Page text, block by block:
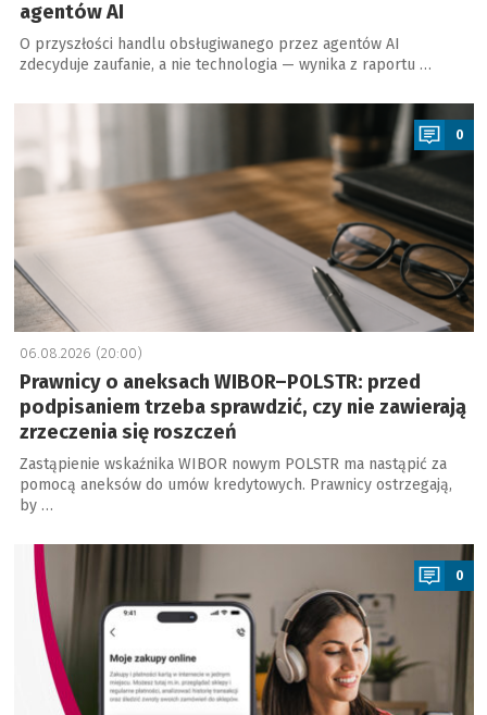
agentów AI
O przyszłości handlu obsługiwanego przez agentów AI
zdecyduje zaufanie, a nie technologia — wynika z raportu …
a
0
06.08.2026 (20:00)
Prawnicy o aneksach WIBOR–POLSTR: przed
podpisaniem trzeba sprawdzić, czy nie zawierają
zrzeczenia się roszczeń
Zastąpienie wskaźnika WIBOR nowym POLSTR ma nastąpić za
pomocą aneksów do umów kredytowych. Prawnicy ostrzegają,
by …
0